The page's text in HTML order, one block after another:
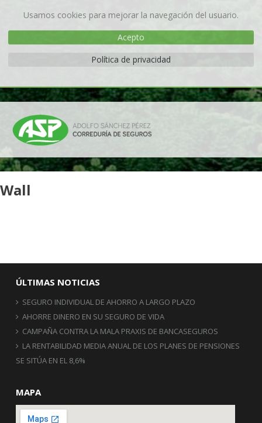
Usamos cookies para mejorar la navegación del usuario.
Acepto
Política de privacidad
Wall
ÚLTIMAS NOTICIAS
SEGURO INDIVIDUAL DE AHORRO A LARGO PLAZO
AHORRE DINERO EN SU SEGURO DE VIDA
CAMPAÑA CONTRA LA MALA PRAXIS DE BANCASEGUROS
LA RENTABILIDAD MEDIA ANUAL DE LOS PLANES DE PENSIONES
SE SITÚA EN EL 8,6%
MAPA